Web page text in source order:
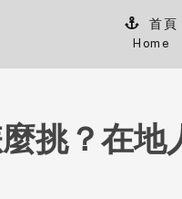
首頁
Home
挑？在